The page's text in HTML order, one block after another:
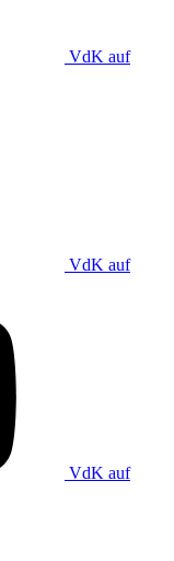
VdK auf
VdK auf
VdK auf